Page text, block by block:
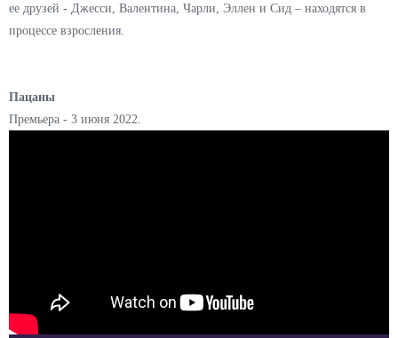
ее друзей - Джесси, Валентина, Чарли, Эллен и Сид – находятся в
процессе взросления.
Пацаны
Премьера - 3 июня 2022.